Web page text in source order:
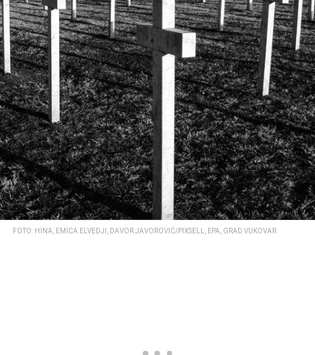
FOTO: HINA, EMICA ELVEDJI, DAVOR JAVOROVIĆ/PIXSELL, EPA, GRAD VUKOVAR